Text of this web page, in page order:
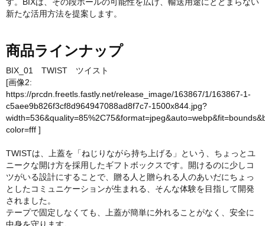
新たな活用方法を提案します。
商品ラインナップ
BIX_01 TWIST ツイスト
[画像2:
https://prcdn.freetls.fastly.net/release_image/163867/1/163867-1-
c5aee9b826f3cf8d964947088ad8f7c7-1500x844.jpg?
color=fff ]
TWISTは、上蓋を「ねじりながら持ち上げる」という、ちょっとユ
ニークな開け方を採用したギフトボックスです。開けるのに少しコ
ツがいる設計にすることで、贈る人と贈られる人のあいだにちょっ
としたコミュニケーションが生まれる、そんな体験を目指して開発
されました。
テープで固定しなくても、上蓋が簡単に外れることがなく、安全に